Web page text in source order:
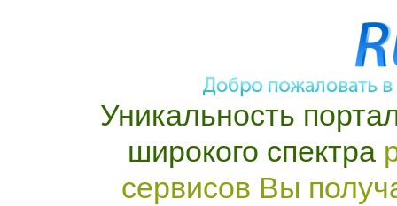
Уникальность
широкого спектра
сервисов Вы